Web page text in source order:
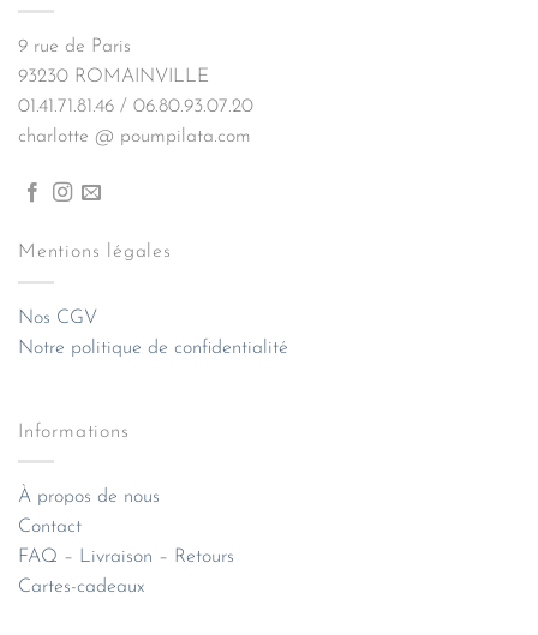
9 rue de Paris
93230 ROMAINVILLE
01.41.71.81.46 / 06.80.93.07.20
charlotte @ poumpilata.com
Mentions légales
Nos CGV
Notre politique de confidentialité
Informations
À propos de nous
Contact
FAQ – Livraison – Retours
Cartes-cadeaux